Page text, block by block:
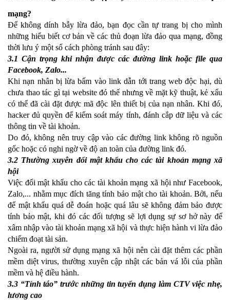
mạng?
Để không dính bẫy lừa đảo, bạn đọc cần tự trang bị cho mình
những hiểu biết cơ bản về các thủ đoạn lừa đảo qua mạng, đồng
thời lưu ý một số cách phòng tránh sau đây:
3.1 Cận trọng khi nhận được các đường link hoặc file qua
Facebook, Zalo...
Khi nạn nhân bị lừa bấm vào link dẫn tới trang web độc hại, dù
chưa thao tác gì tại website đó thế nhưng về mặt kỹ thuật, kẻ xấu
có thể đã cài đặt được mã độc lên thiết bị của nạn nhân. Khi đó,
hacker đủ quyền để kiểm soát máy tính, đánh cắp dữ liệu và các
thông tin về tài khoản.
Do đó, không nên truy cập vào các đường link không rõ nguồn
gốc hoặc có nghi ngờ về độ an toàn của đường link đó.
3.2 Thường xuyên đổi mật khẩu cho các tài khoản mạng xã
hội
Việc đổi mật khẩu cho các tài khoản mạng xã hội như Facebook,
Zalo,... nhằm mục đích tăng tính bảo mật cho tài khoản. Bởi, nếu
để mật khẩu quá dễ đoán hoặc quá lâu sẽ không đảm bảo được
tính bảo mật, khi đó các đối tượng sẽ lợi dụng sự sơ hở này để
xâm nhập vào tài khoản mạng xã hội và thực hiện hành vi lừa đảo
chiếm đoạt tài sản.
Ngoài ra, người sử dụng mạng xã hội nên cài đặt thêm các phần
mềm diệt virus, thường xuyên cập nhật các bản vá lỗi của phần
mềm và hệ điều hành.
3.3 “Tỉnh táo” trước những tin tuyển dụng làm CTV việc nhẹ,
lương cao